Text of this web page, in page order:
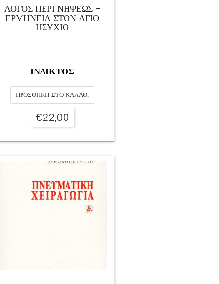
ΛΟΓΟΣ ΠΕΡΙ ΝΗΨΕΩΣ –
ΕΡΜΗΝΕΙΑ ΣΤΟΝ ΑΓΙΟ
ΗΣΥΧΙΟ
ΙΝΔΙΚΤΟΣ
ΠΡΟΣΘΉΚΗ ΣΤΟ ΚΑΛΆΘΙ
€22,00